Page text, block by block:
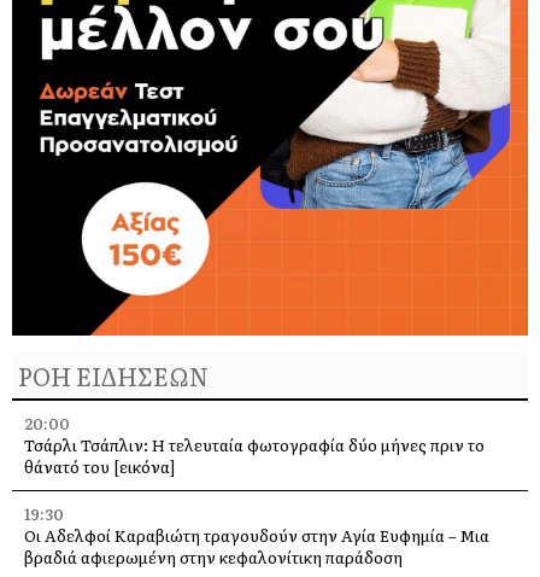
ΡΟΗ ΕΙΔΗΣΕΩΝ
20:00
Τσάρλι Τσάπλιν: Η τελευταία φωτογραφία δύο μήνες πριν το
θάνατό του [εικόνα]
19:30
Οι Αδελφοί Καραβιώτη τραγουδούν στην Αγία Ευφημία – Μια
βραδιά αφιερωμένη στην κεφαλονίτικη παράδοση